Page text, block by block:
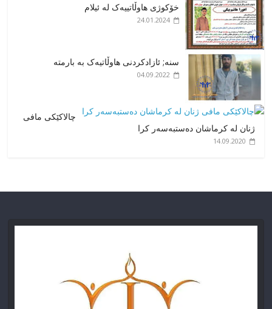
خۆکوژی هاوڵاتییەک لە ئیلام
24.01.2024
سنە; ئازادکردنی هاوڵاتیەک بە بارمتە
04.09.2022
چالاکێکی مافی
ژنان لە کرماشان دەستبەسەر کرا
14.09.2020